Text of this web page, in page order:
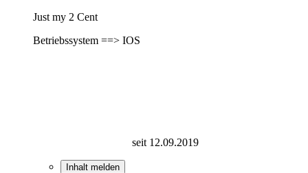
Just my 2 Cent
Betriebssystem ==> IOS
seit 12.09.2019
Inhalt melden